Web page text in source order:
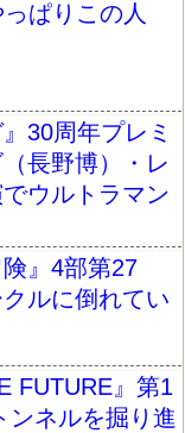
ぱりこの人
30周年プレミ
長野博）・レ
ウルトラマン
険』4部第27
ルに倒れてい
FUTURE』第1
ンネルを掘り進